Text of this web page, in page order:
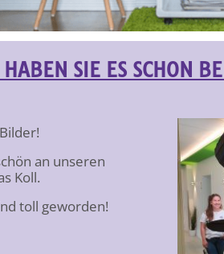
SIE ES SCHON
an unseren
Koll.
toll geworden!